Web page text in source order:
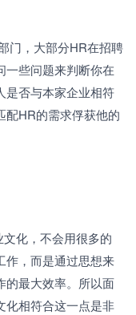
一些问题来判断你在
是否与本家企业相符
配HR的需求俘获他的
作，而是通过思想来
的最大效率。所以面
化相符合这一点是非